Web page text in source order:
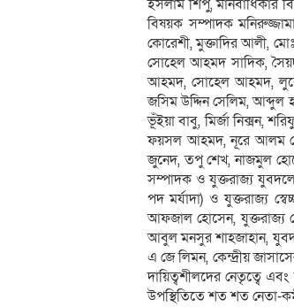
ইসলাম শিপু, মানবাধিকার
বিষয়ক সম্পাদক
কোরেশী, মুক্তাদির আলী,
সোহেল আহমদ সাদিক,
আহমদ, সোহেল আহমদ,
জসিম উদ্দিন সেলিম, আব্দুল
ভূঁইয়া বাবু, মির্জা নিক্সন,
ফয়সল আহমদ, নূরে আলম
জুনেদ, তপু শেখ, নাজমুল
সম্পাদক ও যুক্তরাজ্য
পদ মর্যাদা) ও যুক্তরাজ্য
আফজাল হোসেন, যুক্তরাজ্য
আবুল মনসুর শাহজাহান,
এ জে লিমন, কেন্দ্রীয়
দায়িত্বশীলদের নেতৃত্বে
উপস্থিতিতে শত শত নেতা-